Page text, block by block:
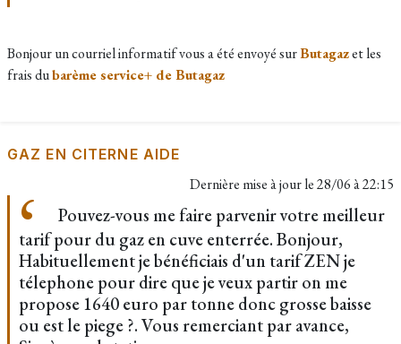
Bonjour un courriel informatif vous a été envoyé surButagazet les
frais dubarème service+ de Butagaz
GAZ EN CITERNE AIDE
Dernière mise à jour le28/06 à 22:15
Pouvez-vous me faire parvenir votre meilleur
tarif pour du gaz en cuve enterrée. Bonjour,
Habituellement je bénéficiais d'un tarif ZEN je
télephone pour dire que je veux partir on me
propose 1640 euro par tonne donc grosse baisse
ou est le piege ?. Vous remerciant par avance,